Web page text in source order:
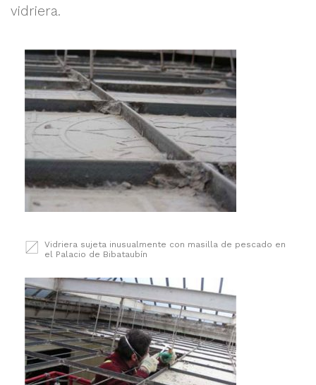
vidriera.
Vidriera sujeta inusualmente con masilla de pescado en
el Palacio de Bibataubín